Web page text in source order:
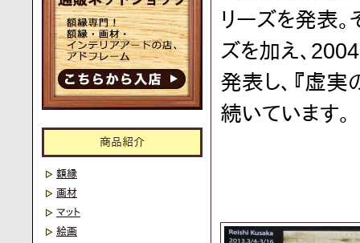
リーズを発表
ズを加え、
発表し、『虚
続いています。
商品紹介
額縁
画材
マット
絵画